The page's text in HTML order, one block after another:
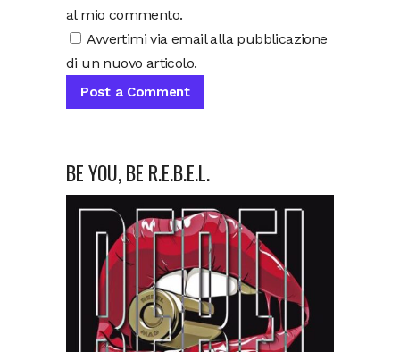
al mio commento.
Avvertimi via email alla pubblicazione
di un nuovo articolo.
BE YOU, BE R.E.B.E.L.